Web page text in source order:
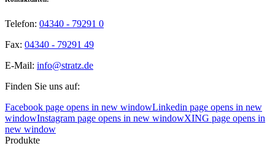
Telefon: 04340 - 79291 0
Fax: 04340 - 79291 49
E-Mail: info@stratz.de
Finden Sie uns auf:
Facebook page opens in new windowLinkedin page opens in new
windowInstagram page opens in new windowXING page opens in
new window
Produkte